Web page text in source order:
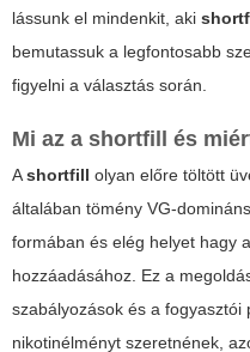
lássunk el mindenkit, aki
bemutassuk a legfontosabb
figyelni a választás során.
Mi az a shortfill és
Ashortfill olyan előre töltött
általában tömény VG-
formában és elég helyet hagy
hozzáadásához. Ez a
szabályozások és a
nikotinélményt szeretnének,